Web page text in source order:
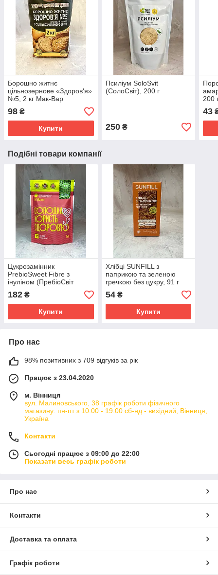
Борошно житнє
цільнозернове «Здоров'я»
№5, 2 кг Мак-Вар
98 ₴
Купити
Псиліум SoloSvit
(СолоСвіт), 200 г
250₴
200
43
Подібні товари компанії
Цукрозамінник
PrebioSweet Fibre з
інуліном (ПребіоСвіт
182 ₴
Купити
Хлібці SUNFILL з
паприкою та зеленою
гречкою без цукру, 91 г
54₴
Купити
Про нас
98% позитивних з 709 відгуків за рік
Працює з 23.04.2020
м. Вінниця
вул. Малиновського, 38 графік роботи фізичного
магазину: пн-пт з 10:00 - 19:00 сб-нд - вихідний, Вінниця,
Україна
Контакти
Сьогодні працює з 09:00 до 22:00
Показати весь графік роботи
Про нас
Контакти
Доставка та оплата
Графік роботи